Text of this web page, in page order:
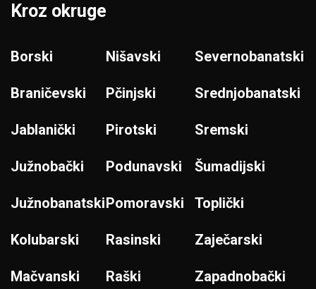
Kroz okruge
Borski
Braničevski
Jablanički
Južnobački
Južnobanatski
Kolubarski
Mačvanski
Nišavski
Pčinjski
Pirotski
Podunavski
Pomoravski
Rasinski
Raški
Severnobanatski
Srednjobanatski
Sremski
Šumadijski
Toplički
Zaječarski
Zapadnobački